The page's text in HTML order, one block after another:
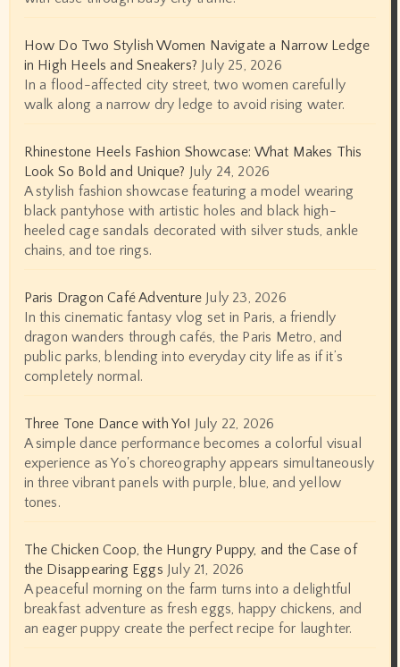
How Do Two Stylish Women Navigate a Narrow Ledge
in High Heels and Sneakers? July 25, 2026
In a flood-affected city street, two women carefully
walk along a narrow dry ledge to avoid rising water.
Rhinestone Heels Fashion Showcase: What Makes This
Look So Bold and Unique? July 24, 2026
A stylish fashion showcase featuring a model wearing
black pantyhose with artistic holes and black high-
heeled cage sandals decorated with silver studs, ankle
chains, and toe rings.
Paris Dragon Café Adventure July 23, 2026
In this cinematic fantasy vlog set in Paris, a friendly
dragon wanders through cafés, the Paris Metro, and
public parks, blending into everyday city life as if it’s
completely normal.
Three Tone Dance with Yo! July 22, 2026
A simple dance performance becomes a colorful visual
experience as Yo's choreography appears simultaneously
in three vibrant panels with purple, blue, and yellow
tones.
The Chicken Coop, the Hungry Puppy, and the Case of
the Disappearing Eggs July 21, 2026
A peaceful morning on the farm turns into a delightful
breakfast adventure as fresh eggs, happy chickens, and
an eager puppy create the perfect recipe for laughter.